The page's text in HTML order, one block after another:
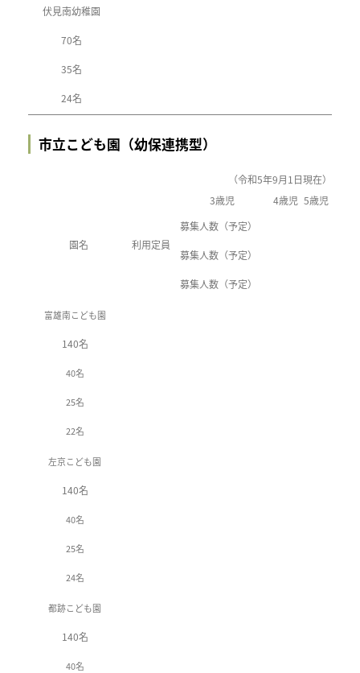
伏見南幼稚園
70名
35名
24名
市立こども園（幼保連携型）
（令和5年9月1日現在）
園名 利用定員
3歳児 4歳児 5歳児
募集人数（予定）
募集人数（予定）
募集人数（予定）
富雄南こども園
140名
40名
25名
22名
左京こども園
140名
40名
25名
24名
都跡こども園
140名
40名